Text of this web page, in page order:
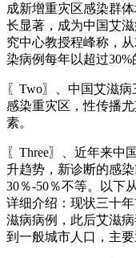
成新增重灾区感染群
长显著，成为中国艾
究中心教授程峰称，
染病例每年以超过30%
〖Two〗、中国艾滋
感染重灾区，性传播
素。
〖Three〗、近年来中
升趋势，新诊断的感
30％-50％不等。以下
详细介绍：现状三十
滋病病例，此后艾滋
到一般城市人口，主要